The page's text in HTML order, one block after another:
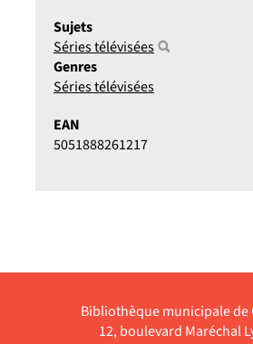
Sujets
Séries télévisées
Genres
Séries télévisées
EAN
5051888261217
Bibliothèque municipale de
12, boulevard Maréchal